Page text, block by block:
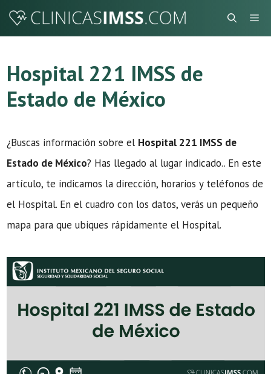
Saltar
Hospital 221 IMSS de
Estado de México
¿Buscas información sobre el Hospital 221 IMSS de
Estado de México? Has llegado al lugar indicado.. En este
artículo, te indicamos la dirección, horarios y teléfonos de
el Hospital. En el cuadro con los datos, verás un pequeño
mapa para que ubiques rápidamente el Hospital.